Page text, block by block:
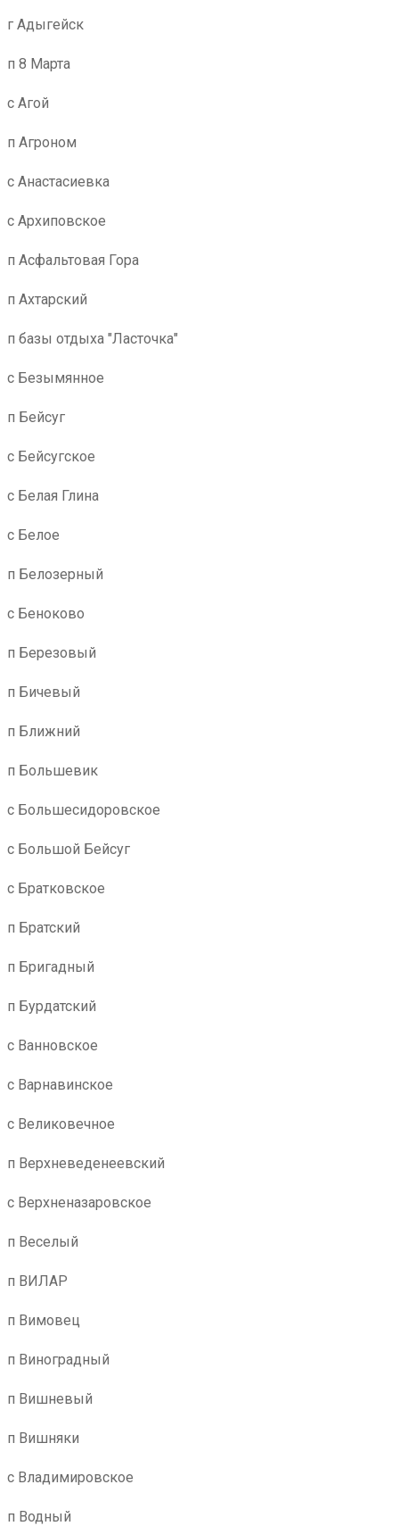
г Адыгейск
п 8 Марта
с Агой
п Агроном
с Анастасиевка
с Архиповское
п Асфальтовая Гора
п Ахтарский
п базы отдыха "Ласточка"
с Безымянное
п Бейсуг
с Бейсугское
с Белая Глина
с Белое
п Белозерный
с Беноково
п Березовый
п Бичевый
п Ближний
п Большевик
с Большесидоровское
с Большой Бейсуг
с Братковское
п Братский
п Бригадный
п Бурдатский
с Ванновское
с Варнавинское
с Великовечное
п Верхневеденеевский
с Верхненазаровское
п Веселый
п ВИЛАР
п Вимовец
п Виноградный
п Вишневый
п Вишняки
с Владимировское
п Водный